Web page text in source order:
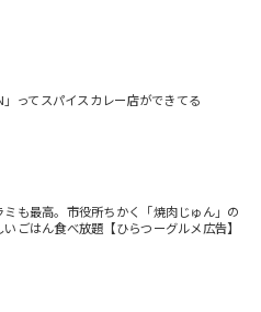
ってスパイスカレー店ができてる
も最高。市役所ちかく「焼肉じゅん」の
ごはん食べ放題【ひらつーグルメ広告】